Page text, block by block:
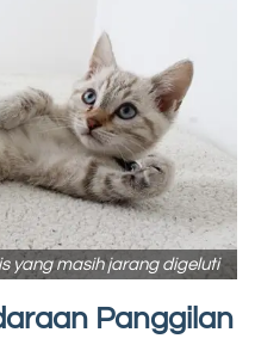
yang masih jarang digeluti
Panggilan